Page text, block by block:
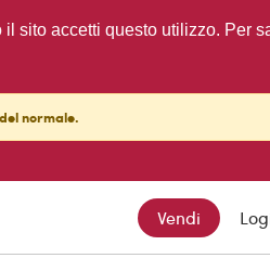
sito accetti questo utilizzo. Per
normale.
Vendi